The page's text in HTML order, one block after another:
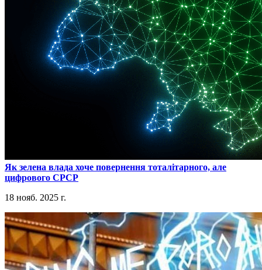
​Як зелена влада хоче повернення тоталітарного, але
цифрового СРСР
18 нояб. 2025 г.